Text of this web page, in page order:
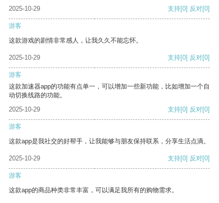
2025-10-29
支持[0] 反对[0]
游客
这款游戏的剧情非常感人，让我久久不能忘怀。
2025-10-29 支持[0] 反对[0]
游客
这款加速器app的功能有点单一，可以增加一些新功能，比如增加一个自
动切换线路的功能。
2025-10-29
支持[0] 反对[0]
游客
这款app是我社交的好帮手，让我能够与朋友保持联系，分享生活点滴。
2025-10-29 支持[0] 反对[0]
游客
这款app的商品种类非常丰富，可以满足我所有的购物需求。